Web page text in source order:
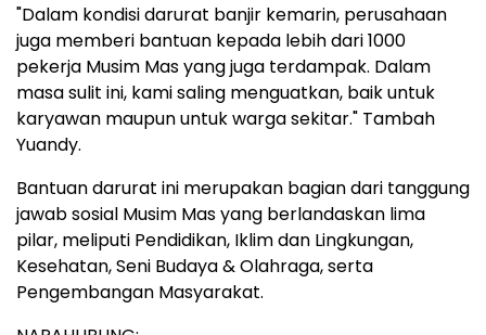
"Dalam kondisi darurat banjir kemarin, perusahaan
juga memberi bantuan kepada lebih dari 1000
pekerja Musim Mas yang juga terdampak. Dalam
masa sulit ini, kami saling menguatkan, baik untuk
karyawan maupun untuk warga sekitar." Tambah
Yuandy.
Bantuan darurat ini merupakan bagian dari tanggung
jawab sosial Musim Mas yang berlandaskan lima
pilar, meliputi Pendidikan, Iklim dan Lingkungan,
Kesehatan,Seni Budaya& Olahraga, serta
Pengembangan Masyarakat.